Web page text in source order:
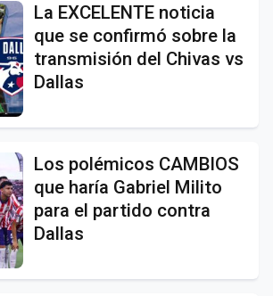
La EXCELENTE noticia
que se confirmó sobre la
transmisión del Chivas vs
Dallas
Los polémicos CAMBIOS
que haría Gabriel Milito
para el partido contra
Dallas